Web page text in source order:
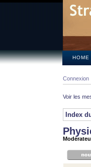
HOME
Connexion
Voir les
Index